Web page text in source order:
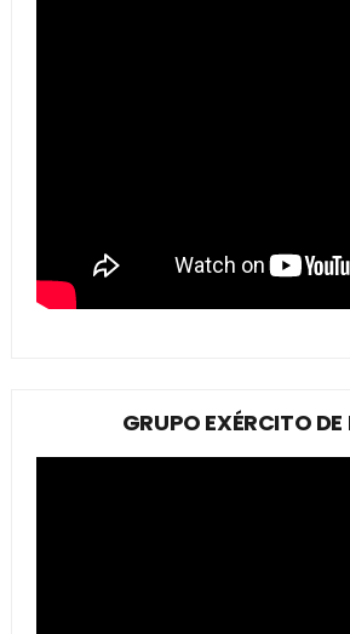
GRUPO EXÉRCITO DE